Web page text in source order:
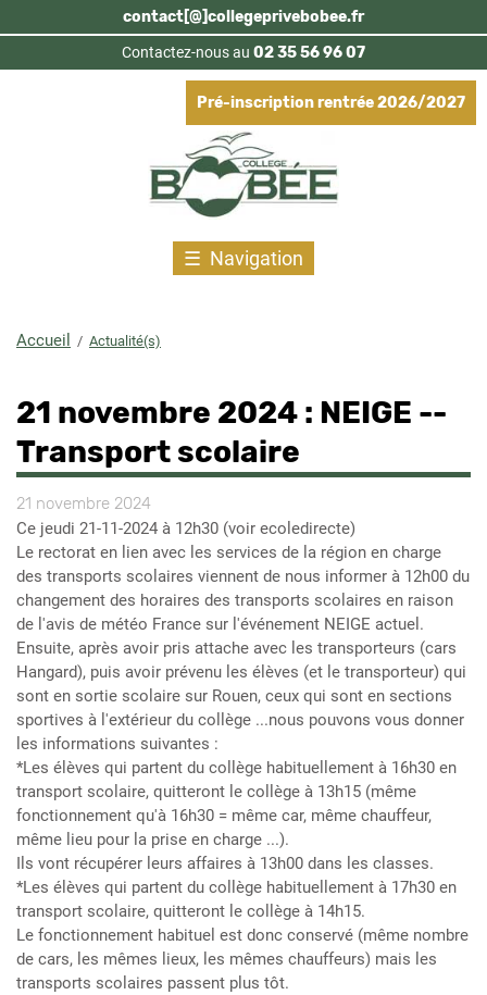
Aller
au
contenu
principal
contact[@]collegeprivebobee.fr
Contactez-nous au 02 35 56 96 07
Pré-inscription rentrée 2026/2027
Navigation
Accueil Actualité(s)
21 novembre 2024 : NEIGE --
Transport scolaire
21 novembre 2024
Ce jeudi 21-11-2024 à 12h30 (voir ecoledirecte)
Le rectorat en lien avec les services de la région en charge
des transports scolaires viennent de nous informer à 12h00 du
changement des horaires des transports scolaires en raison
de l'avis de météo France sur l'événement NEIGE actuel.
Ensuite, après avoir pris attache avec les transporteurs (cars
Hangard), puis avoir prévenu les élèves (et le transporteur) qui
sont en sortie scolaire sur Rouen, ceux qui sont en sections
sportives à l'extérieur du collège ...nous pouvons vous donner
les informations suivantes :
*Les élèves qui partent du collège habituellement à 16h30 en
transport scolaire, quitteront le collège à 13h15 (même
fonctionnement qu'à 16h30 = même car, même chauffeur,
même lieu pour la prise en charge ...).
Ils vont récupérer leurs affaires à 13h00 dans les classes.
*Les élèves qui partent du collège habituellement à 17h30 en
transport scolaire, quitteront le collège à 14h15.
Le fonctionnement habituel est donc conservé (même nombre
de cars, les mêmes lieux, les mêmes chauffeurs) mais les
transports scolaires passent plus tôt.